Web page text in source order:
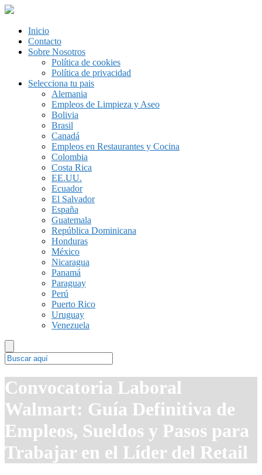
Inicio
Contacto
Sobre Nosotros
Política de cookies
Política de privacidad
Selecciona tu pais
Alemania
Empleos de Limpieza y Aseo
Bolivia
Brasil
Canadá
Empleos en Restaurantes y Cocina
Colombia
Costa Rica
EE.UU.
Ecuador
El Salvador
España
Guatemala
República Dominicana
Honduras
México
Nicaragua
Panamá
Paraguay
Perú
Puerto Rico
Uruguay
Venezuela
Convocatoria Laboral
Walmart: Guía Definitiva de
Empleos, Sueldos y Pasos para
Trabajar en el Líder del Retail